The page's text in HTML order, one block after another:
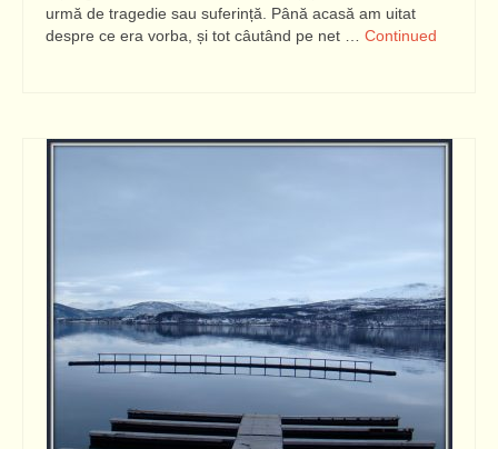
urmă de tragedie sau suferință. Până acasă am uitat
despre ce era vorba, și tot câutând pe net … Continued